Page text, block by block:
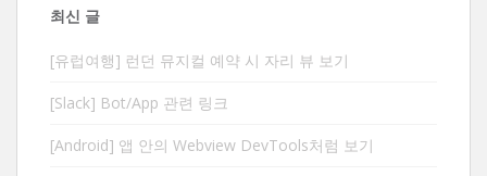
최신 글
[유럽여행] 런던 뮤지컬 예약 시 자리 뷰 보기
[Slack] Bot/App 관련 링크
[Android] 앱 안의 Webview DevTools처럼 보기